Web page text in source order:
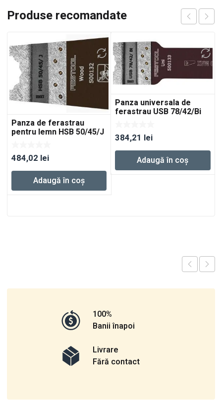
Produse recomandate
Panza de ferastrau
pentru lemn HSB 50/45/J
484,02 lei
Adaugă în coș
Panza universala de
ferastrau USB 78/42/Bi
384,21 lei
Adaugă în coș
100%
Banii înapoi
Livrare
Fără contact